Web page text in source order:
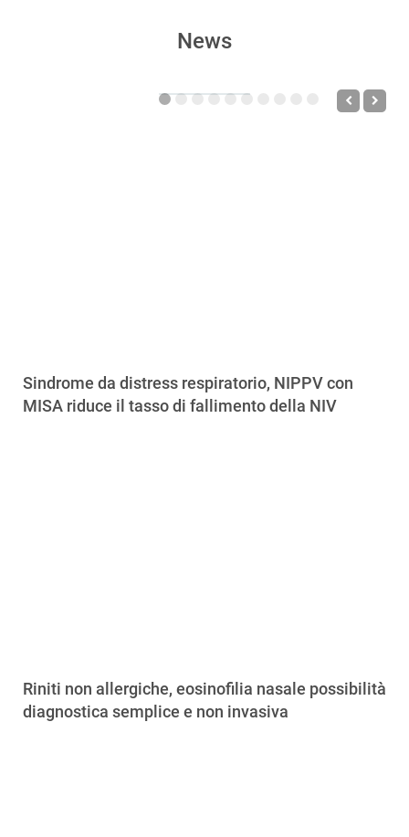
News
Sindrome da distress respiratorio, NIPPV con
MISA riduce il tasso di fallimento della NIV
Riniti non allergiche, eosinofilia nasale possibilità
diagnostica semplice e non invasiva